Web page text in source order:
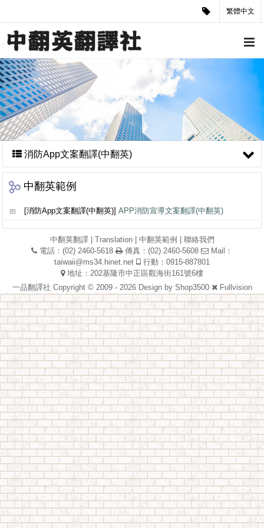
繁體中文
消防App文案翻譯(中翻英)
中翻英範例
[消防App文案翻譯(中翻英)] APP消防宣導文案翻譯(中翻英)
中翻英翻譯| Translation| 中翻英範例
聯絡我們
電話：(02) 2460-5618
傳真：(02) 2460-5608
Mail：
taiwaii@ms34.hinet.net
行動：0915-887801
地址：202基隆市中正區觀海街161號6樓
一品翻譯社 Copyright © 2009 - 2026 Design by Shop3500 Fullvision